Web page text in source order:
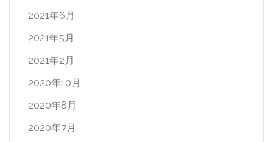
2021年6月
2021年5月
2021年2月
2020年10月
2020年8月
2020年7月